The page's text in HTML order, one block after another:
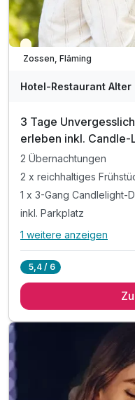
Teilweise ausgelastet
Zossen, Fläming
Hotel-Restaurant
3 Tage Unvergessliche "Zeit zu Zweit" im Fläming
erleben inkl. Candle-
2 Übernachtungen
2 x reichhaltiges
1 x 3-Gang Candlelight-
inkl. Parkplatz
Alle
2 x reichhaltiges
1 weitere anzeigen
5,4 / 6